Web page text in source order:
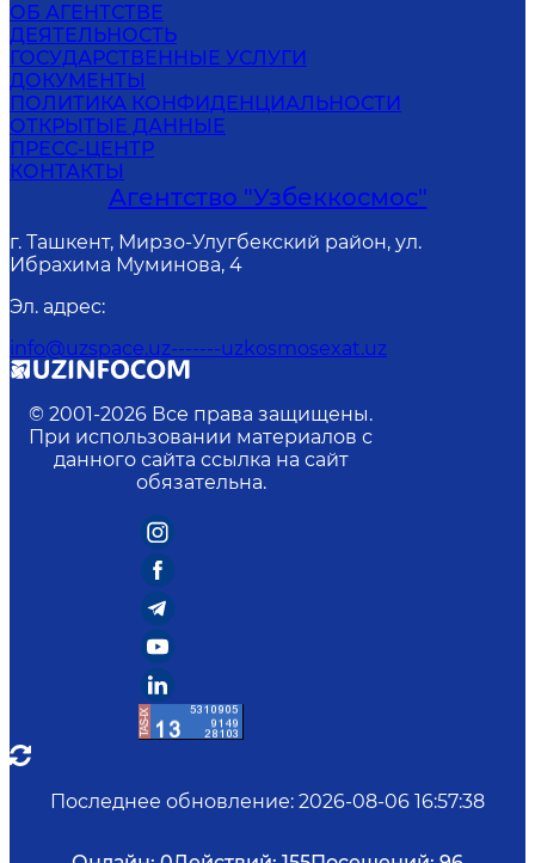
ОБ АГЕНТСТВЕ
ДЕЯТЕЛЬНОСТЬ
ГОСУДАРСТВЕННЫЕ УСЛУГИ
ДОКУМЕНТЫ
ПОЛИТИКА КОНФИДЕНЦИАЛЬНОСТИ
ОТКРЫТЫЕ ДАННЫЕ
ПРЕСС-ЦЕНТР
КОНТАКТЫ
Агентство "Узбеккосмос"
г. Ташкент, Мирзо-Улугбекский район, ул.
Ибрахима Муминова, 4
Эл. адрес:
info@uzspace.uz-------uzkosmosexat.uz
© 2001-2026 Все права защищены.
При использовании материалов с
данного сайта ссылка на сайт
обязательна.
Последнее обновление: 2026-08-06 16:57:38